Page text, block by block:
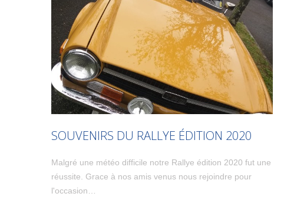
SOUVENIRS DU RALLYE ÉDITION 2020
Malgré une météo difficile notre Rallye édition 2020 fut une
réussite. Grace à nos amis venus nous rejoindre pour
l'occasion…